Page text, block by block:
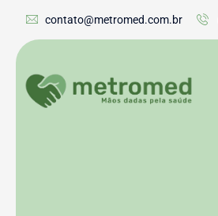
contato@metromed.com.br